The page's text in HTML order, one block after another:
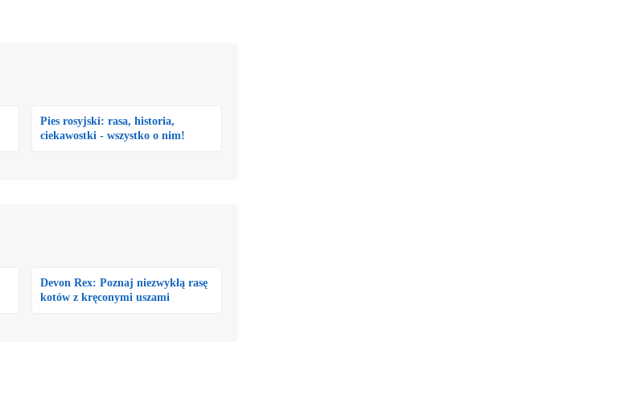
Pies rosyjski: rasa, historia,
ciekawostki - wszystko o nim!
Devon Rex: Poznaj niezwykłą rasę
kotów z kręconymi uszami